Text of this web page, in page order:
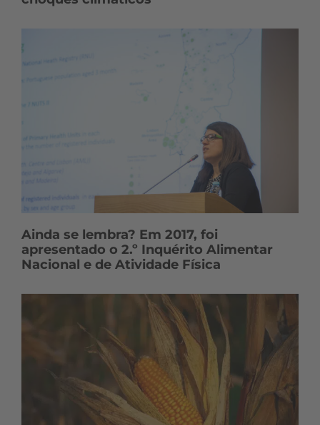
Ainda se lembra? Em 2017, foi
apresentado o 2.º Inquérito Alimentar
Nacional e de Atividade Física